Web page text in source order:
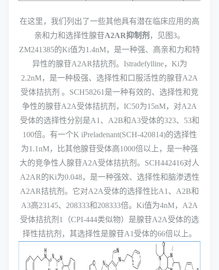
在这里，我们列出了一些其他具有潜在临床应用的高
亲和力和选择性腺苷A2AR抑制剂 ，见图3。
ZM241385的Ki值为1.4nM，是一种强、高亲和力和特
异性的腺苷A2AR拮抗剂。Istradefylline，Ki为
2.2nM，是一种极强、选择性和口服活性的腺苷A2A
受体拮抗剂 。SCH58261是一种有效的、选择性和竞
争性的腺苷A2A受体拮抗剂，IC50为15nM，对A2A
受体的选择性分别是A1、A2B和A3受体的323、53和
100倍。有一个K iPreladenant(SCH-420814)的选择性
为1.1nM，比其他腺苷受体高1000倍以上，是一种强
大的竞争性人腺苷A2A受体拮抗剂。SCH442416对人
A2AR的Ki为0.048，是一种强效、选择性和脑渗透性
A2AR拮抗剂。它对A2A受体的选择性比A1、A2B和
A3高23145、208333和208333倍。Ki值为4nM，A2A
受体拮抗剂1（CPI-444类似物）是腺苷A2A受体的选
择性拮抗剂，其选择性是腺苷A1受体的66倍以上。